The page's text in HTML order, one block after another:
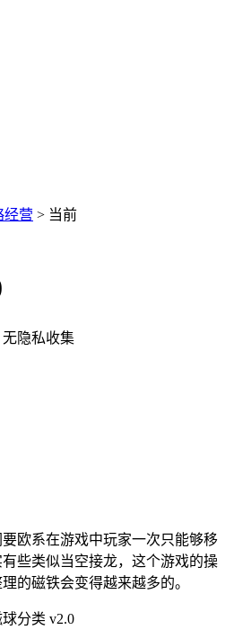
经营 > 当前
无隐私收集
欧系在游戏中玩家一次只能够移
些类似当空接龙，这个游戏的操
的磁铁会变得越来越多的。